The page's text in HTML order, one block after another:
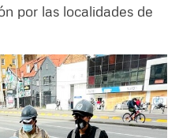
por las localidades de